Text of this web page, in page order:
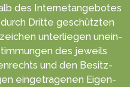
des Internetangebotes
geschützten
unter­liegen unein­
des jeweils
und den Besitz­
einge­tragenen Eigen­